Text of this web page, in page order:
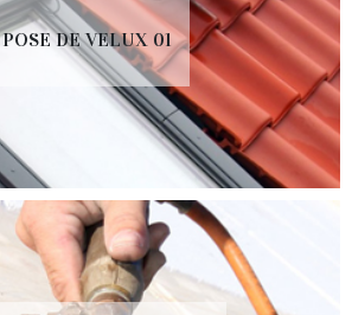
POSE DE VELUX 01